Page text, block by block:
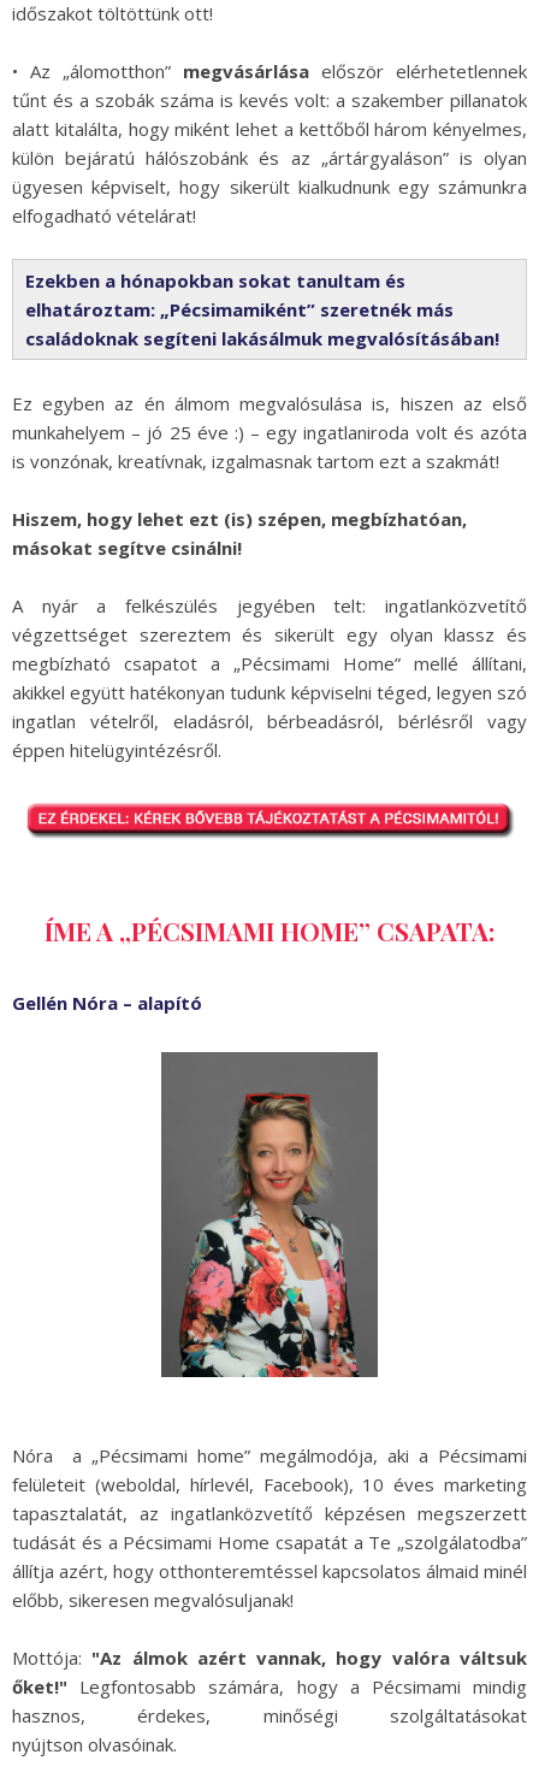
időszakot töltöttünk ott!
• Az „álomotthon” megvásárlása először elérhetetlennek
tűnt és a szobák száma is kevés volt: a szakember pillanatok
alatt kitalálta, hogy miként lehet a kettőből három kényelmes,
külön bejáratú hálószobánk és az „ártárgyaláson” is olyan
ügyesen képviselt, hogy sikerült kialkudnunk egy számunkra
elfogadható vételárat!
Ezekben a hónapokban sokat tanultam és
elhatároztam: „Pécsimamiként” szeretnék más
családoknak segíteni lakásálmuk megvalósításában!
Ez egyben az én álmom megvalósulása is, hiszen az első
munkahelyem – jó 25 éve :) – egy ingatlaniroda volt és azóta
is vonzónak, kreatívnak, izgalmasnak tartom ezt a szakmát!
Hiszem, hogy lehet ezt (is) szépen, megbízhatóan,
másokat segítve csinálni!
A nyár a felkészülés jegyében telt: ingatlanközvetítő
végzettséget szereztem és sikerült egy olyan klassz és
megbízható csapatot a „Pécsimami Home” mellé állítani,
akikkel együtt hatékonyan tudunk képviselni téged, legyen szó
ingatlan vételről, eladásról, bérbeadásról, bérlésről vagy
éppen hitelügyintézésről.
ÍME A „PÉCSIMAMI HOME” CSAPATA:
Gellén Nóra – alapító
Nóra a „Pécsimami home” megálmodója, aki a Pécsimami
felületeit (weboldal, hírlevél, Facebook), 10 éves marketing
tapasztalatát, az ingatlanközvetítő képzésen megszerzett
tudását és a Pécsimami Home csapatát a Te „szolgálatodba”
állítja azért, hogy otthonteremtéssel kapcsolatos álmaid minél
előbb, sikeresen megvalósuljanak!
Mottója: "Az álmok azért vannak, hogy valóra váltsuk
őket!" Legfontosabb számára, hogy a Pécsimami mindig
hasznos, érdekes, minőségi szolgáltatásokat
nyújtson olvasóinak.